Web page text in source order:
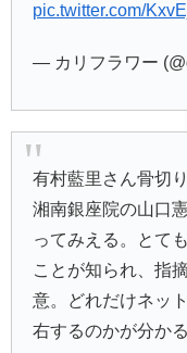
pic.twitter.com/
— カリフラワー
有村藍里さん骨切
湘南銀座院の山口
ってみえる。とて
ことが知られ、指
意。どれだけネッ
右するのかが分か